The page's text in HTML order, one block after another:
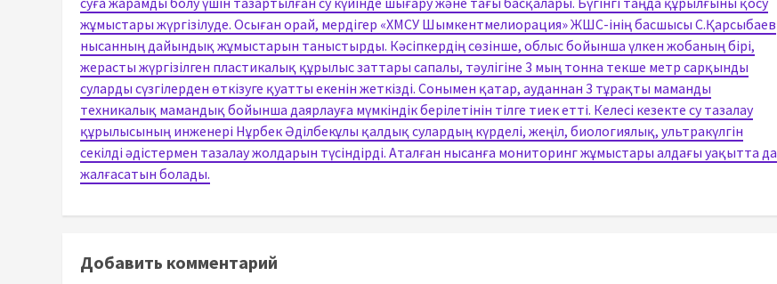
жұмыстары жүргізілуде. Осыған орай, мердігер «ХМСУ Шымкентмелиорация» ЖШС-інің басшысы С.Қарсыбаев
нысанның дайындық жұмыстарын таныстырды. Кәсіпкердің сөзінше, облыс бойынша үлкен жобаның бірі,
жерасты жүргізілген пластикалық құрылыс заттары сапалы, тәулігіне 3 мың тонна текше метр сарқынды
суларды сүзгілерден өткізуге қуатты екенін жеткізді. Сонымен қатар, ауданнан 3 тұрақты маманды
техникалық мамандық бойынша даярлауға мүмкіндік берілетінін тілге тиек етті. Келесі кезекте су тазалау
құрылысының инженері Нұрбек Әділбекұлы қалдық сулардың күрделі, жеңіл, биологиялық, ультракүлгін
секілді әдістермен тазалау жолдарын түсіндірді. Аталған нысанға мониторинг жұмыстары алдағы уақытта да
жалғасатын болады.
Добавить комментарий